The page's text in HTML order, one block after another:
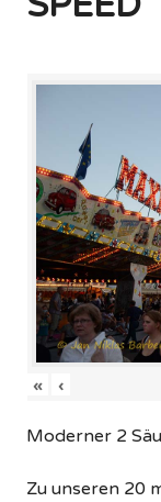
« ‹
Moderner 2
Zu unseren 20